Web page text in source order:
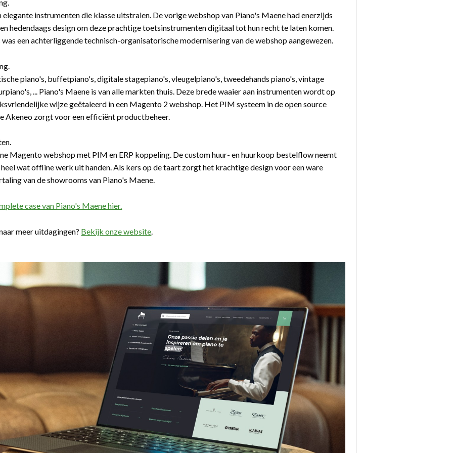
elegante instrumenten die klasse uitstralen. De vorige webshop van Piano's Maene had enerzijds
hedendaags design om deze prachtige toetsinstrumenten digitaal tot hun recht te laten komen.
een achterliggende technisch-organisatorische modernisering van de webshop aangewezen.
piano's, buffetpiano's, digitale stagepiano's, vleugelpiano's, tweedehands piano's, vintage
... Piano's Maene is van alle markten thuis. Deze brede waaier aan instrumenten wordt op
wijze geëtaleerd in een Magento 2 webshop. Het PIM systeem in de open source
Akeneo zorgt voor een efficiënt productbeheer.
Magento webshop met PIM en ERP koppeling. De custom huur- en huurkoop bestelflow neemt
wat offline werk uit handen. Als kers op de taart zorgt het krachtige design voor een ware
van de showrooms van Piano's Maene.
case van Piano's Maene hier.
meer uitdagingen? Bekijk onze website